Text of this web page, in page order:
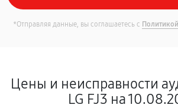
*Отправляя данные, вы соглашаетесь с
Цены и неисправности
LG FJ3 на